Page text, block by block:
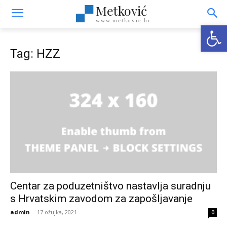
Metković
www.metkovic.hr
Tag: HZZ
Centar za poduzetništvo nastavlja suradnju
s Hrvatskim zavodom za zapošljavanje
admin - 17 ožujka, 2021 0